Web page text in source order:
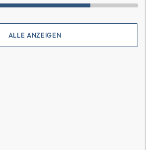
ALLE ANZEIGEN